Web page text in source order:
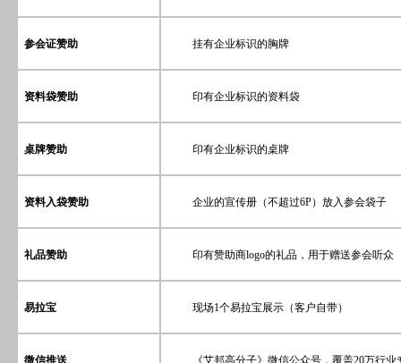
参会证赞助 挂有企业标识的胸牌
资料袋赞助 印有企业标识的资料袋
桌牌赞助 印有企业标识的桌牌
资料入袋赞助 企业的宣传册（不超过6P）放入参会袋子
礼品赞助 印有赞助商logo的礼品，用于赠送参会听众
易拉宝 现场1个易拉宝展示（客户自带）
微信推送 《艾邦高分子》微信公众号，覆盖20万行业